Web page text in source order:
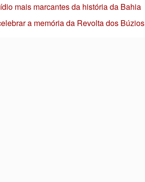
mais marcantes da história da Bahia
a memória da Revolta dos Búzios